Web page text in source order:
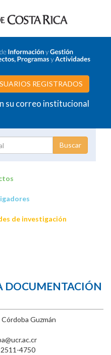
REGISTRADOS
su correo institucional
de investigación
DOCUMENTACIÓN
Guzmán
4750